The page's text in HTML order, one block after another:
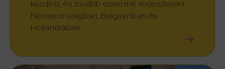
kezdett, és tovább szeretne terjeszkedni
Németországban, Belgiumban és
Hollandiában.